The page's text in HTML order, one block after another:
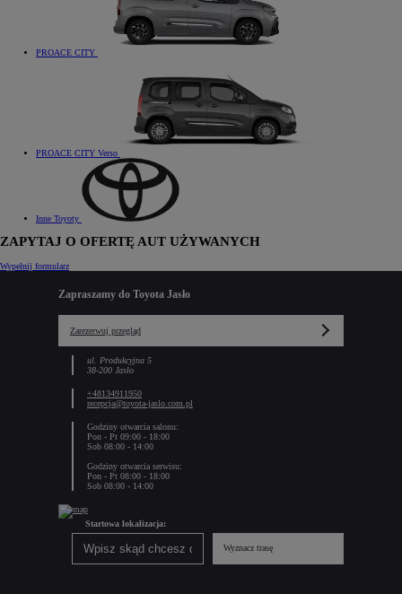
PROACE CITY
PROACE CITY Verso
Inne Toyoty
ZAPYTAJ O OFERTĘ AUT UŻYWANYCH
Wypełnij formularz
Zapraszamy do Toyota Jasło
Zarezerwuj przegląd
ul. Produkcyjna 5
38-200 Jasło
+48134911950
recepcja@toyota-jaslo.com.pl
Godziny otwarcia salonu:
Pon - Pt 09:00 - 18:00
Sob 08:00 - 14:00
Godziny otwarcia serwisu:
Pon - Pt 08:00 - 18:00
Sob 08:00 - 14:00
Startowa lokalizacja:
Wyznacz trasę